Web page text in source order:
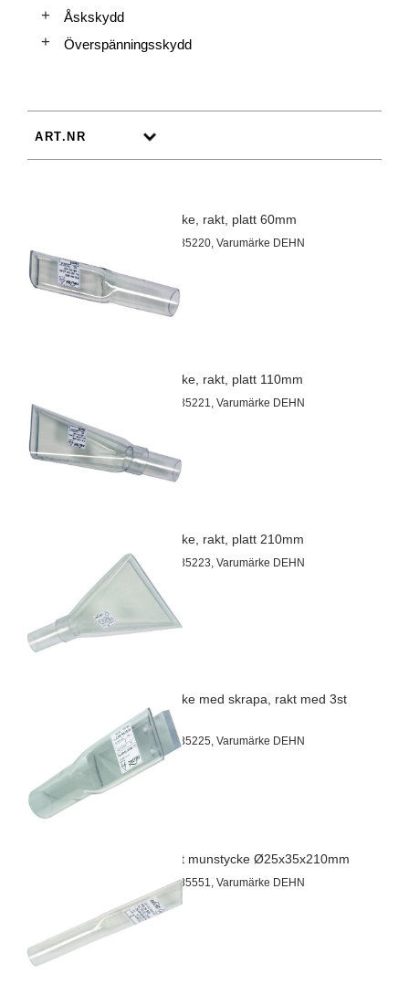
Munstycke, rakt, platt 60mm
Artnr 69785220, Varumärke DEHN
Munstycke, rakt, platt 110mm
Artnr 69785221, Varumärke DEHN
Munstycke, rakt, platt 210mm
Artnr 69785223, Varumärke DEHN
Munstycke med skrapa, rakt med 3st
skrapor
Artnr 69785225, Varumärke DEHN
Platt rakt munstycke Ø25x35x210mm
Artnr 69785551, Varumärke DEHN
Åskskydd
Överspänningsskydd